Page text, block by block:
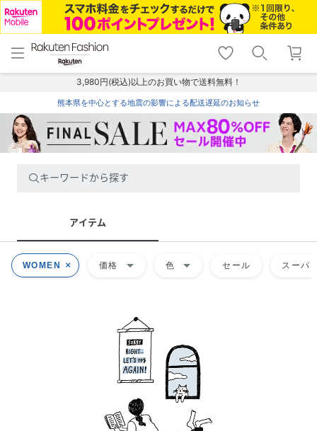
menu home
トップ
shopping_cart lock_outline
ログイン
3,980円(税込)以上のお買い物で送料無料！
熊本県を中心とする地震の影響による配送遅延のお知らせ
キーワードから探す
アイテム
WOMEN 価格 arrow_drop_down 色 arrow_drop_down セール スーパ